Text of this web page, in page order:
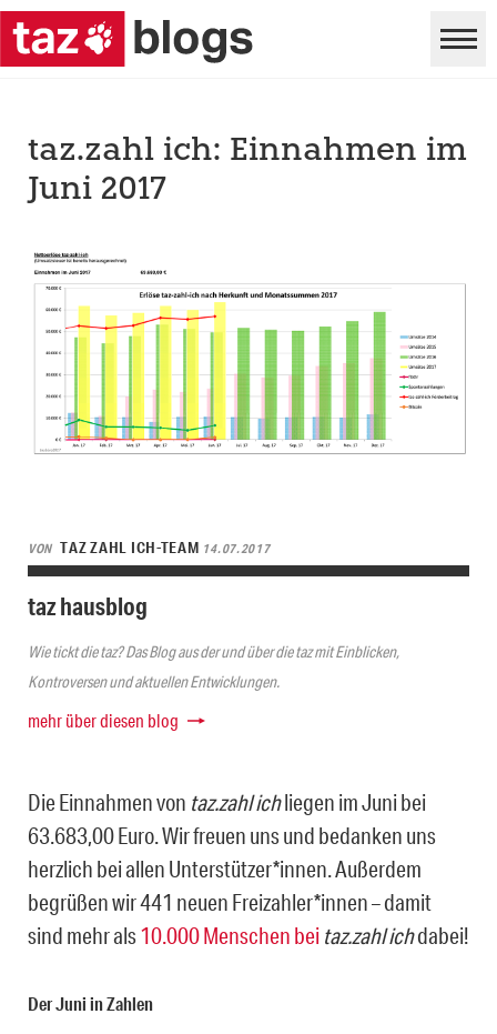
taz.zahl ich: Einnahmen im
Juni 2017
VON TAZ ZAHL ICH-TEAM 14.07.2017
taz hausblog
Wie tickt die taz? Das Blog aus der und über die taz mit Einblicken,
Kontroversen und aktuellen Entwicklungen.
mehr über diesen blog
Die Einnahmen von taz.zahl ichliegen im Juni bei
63.683,00 Euro. Wir freuen uns und bedanken uns
herzlich bei allen Unterstützer*innen. Außerdem
begrüßen wir 441 neuen Freizahler*innen – damit
sind mehr als10.000 Menschen bei taz.zahl ichdabei!
Der Juni in Zahlen